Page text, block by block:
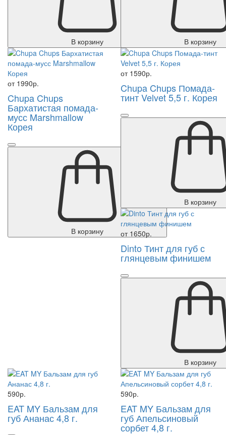
В корзину В корзину
от 1990р.
Chupa Chups
Бархатистая помада-
мусс Marshmallow
Корея
В корзину
от 1590р.
Chupa Chups Помада-
тинт Velvet 5,5 г. Корея
В корзину
от 1650р.
Dinto Тинт для губ с
глянцевым финишем
В корзину
590р.
EAT MY Бальзам для
губ Ананас 4,8 г.
590р.
EAT MY Бальзам для
губ Апельсиновый
сорбет 4,8 г.